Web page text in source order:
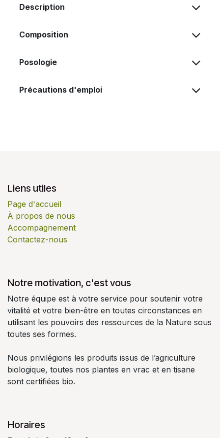
Description
Composition
Posologie
Précautions d'emploi
Liens utiles
Page d'accueil
À propos de nous
Accompagnement
Contactez-nous
Notre motivation, c'est vous
Notre équipe est à votre service pour soutenir votre
vitalité et votre bien-être en toutes circonstances en
utilisant les pouvoirs des ressources de la Nature sous
toutes ses formes.
Nous privilégions les produits issus de l’agriculture
biologique, toutes nos plantes en vrac et en tisane
sont certifiées bio.
Horaires